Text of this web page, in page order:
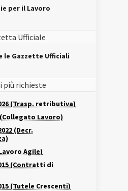
per il Lavoro
Ufficiale
le Gazzette Ufficiali
più richieste
(Trasp. retributiva)
(Collegato Lavoro)
(Decr.
Agile)
(Contratti di
(Tutele Crescenti)